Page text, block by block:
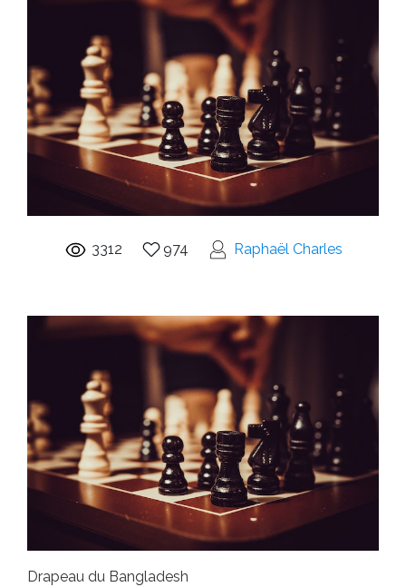
3312 974 Raphaël Charles
Drapeau du Bangladesh